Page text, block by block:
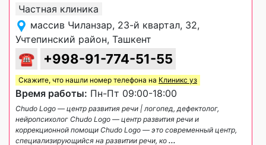
Частная клиника
массив Чиланзар, 23-й квартал, 32,
Учтепинский район, Ташкент
☎ +998-91-774-51-55
Скажите, что нашли номер телефона на Клиникс уз
Время работы: Пн-Пт 09:00-18:00
Chudo Logo — центр развития речи | логопед, дефектолог,
нейропсихолог Chudo Logo — центр развития речи и
коррекционной помощи Chudo Logo — это современный центр,
специализирующийся на развитии речи, ко ...